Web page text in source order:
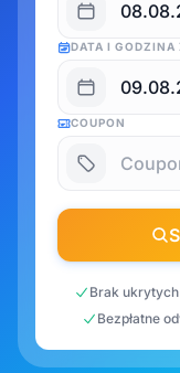
DATA I GODZINA
COUPON
Brak
Bezpłatne